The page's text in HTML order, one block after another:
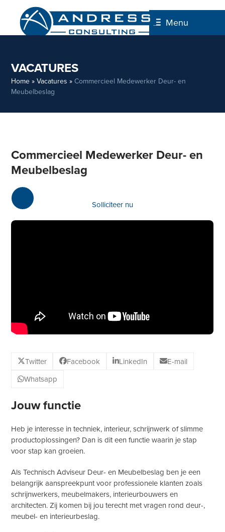
content
Menu
VACATURES
Home »Vacatures »Commercieel Medewerker Deur- en
Meubelbeslag
Commercieel Medewerker Deur- en
Meubelbeslag
Solliciteer nu
Twitter Facebook LinkedIn
E-mail
Whatsapp
Jouw functie
Heb je interesse in techniek, interieur, schrijnwerk of slimme
productoplossingen? Dan is dit een functie waarin je stap
voor stap kan groeien.
Als Technisch Adviseur Deur- en Meubelbeslag ben je een
belangrijk aanspreekpunt voor professionele klanten zoals
schrijnwerkers, meubelmakers, interieurbouwers en
architecten. Zij komen bij jou terecht met vragen rond deur-,
meubel- en interieurbeslag.